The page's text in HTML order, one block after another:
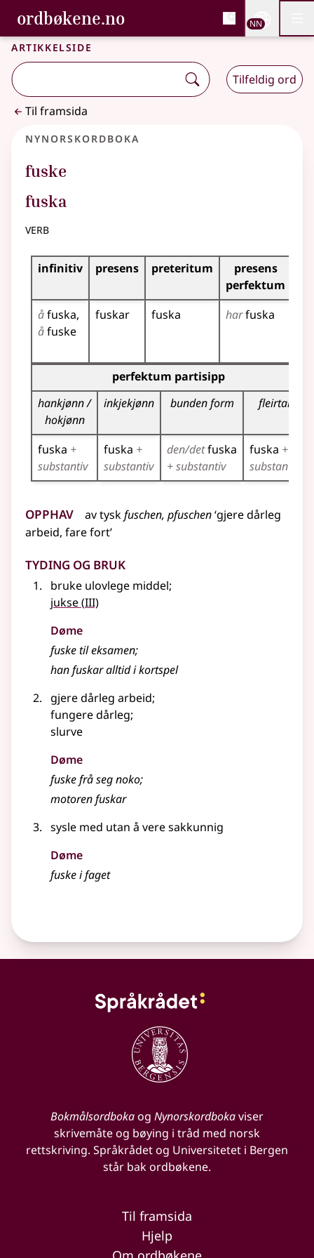
Gå til hovudinnhald
Tilgjenge
ordbøkene.no, Bokmålsordboka og
Bokmålsordboka og Nynorskordboka
NN
Artikkelside
Tilfeldig ord
Til framsida
Nynorskordboka
fuske
fuska
verb
Bøyningstabell for dette verbet
infinitiv presens preteritum
presens
perfektum
åfuska
åfuske
fuskar fuska harfuska
Bøyningstabell for dette verbet (partisippformer)
perfektum partisipp
hankjønn /
hokjønn
inkjekjønn bunden form fleirtal
fuska +
substantiv
fuska +
substantiv
den/detfuska
+ substantiv
fuska +
substantiv
Opphav avtyskfuschen, pfuschen‘gjere dårleg
arbeid, fare fort’
Tyding og bruk
bruke ulovlege middel;
jukse(3
III)
Døme
fuske til eksamen;
han fuskar alltid i kortspel
gjere dårleg arbeid;
fungere dårleg;
slurve
Døme
fuske frå seg noko;
motoren fuskar
sysle med utan å vere sakkunnig
Døme
fuske i faget
Bokmålsordbokaog Nynorskordbokaviser
skrivemåte og bøying i tråd med norsk
rettskriving. Språkrådet og Universitetet i Bergen
står bak ordbøkene.
Til framsida
Hjelp